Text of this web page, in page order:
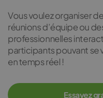
Vous voulez organiser
réunions d’équipe ou
professionnelles
participants pouvant se
en temps réel !
Essayez